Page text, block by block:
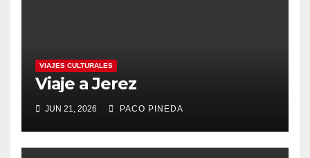
VIAJES CULTURALES
Viaje a Jerez
JUN 21, 2026 PACO PINEDA